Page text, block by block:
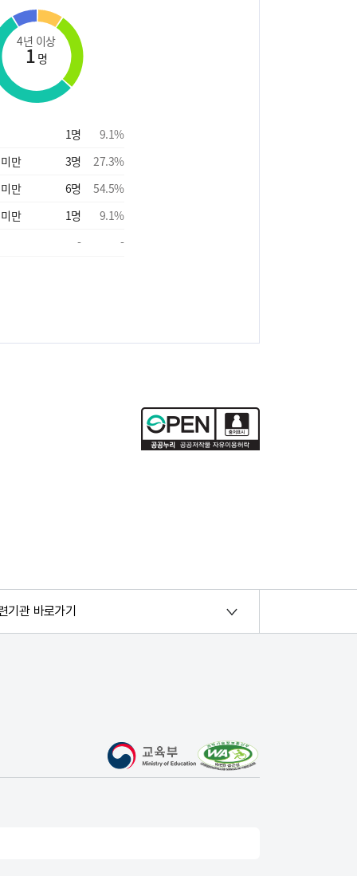
4년 이상
1 명
1명 9.1%
만
3명 27.3%
만
6명 54.5%
만
1명 9.1%
-
-
기관 바로가기